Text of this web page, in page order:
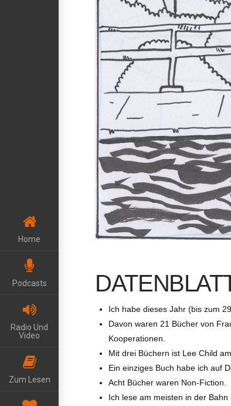
Home
Podcasts
Radio Und
Video
Zum Lesen
Ich habe dieses Jahr (bis zum
Davon waren 21 Bücher von
Kooperationen.
Mit drei Büchern ist Lee Child
Ein einziges Buch habe ich auf
Acht Bücher waren Non-Fiction.
Ich lese am meisten in der